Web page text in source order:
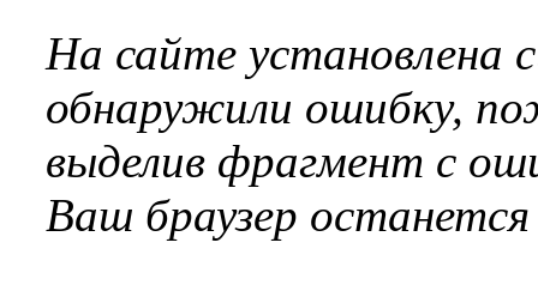
На сайте установлена
обнаружили ошибку,
выделив фрагмент с
Ваш браузер